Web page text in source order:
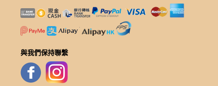
與我們保持聯繫